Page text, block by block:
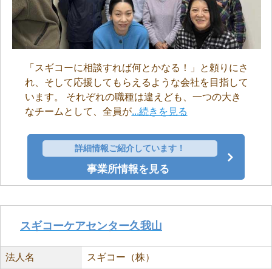
「スギコーに相談すれば何とかなる！」と頼りにさ
れ、そして応援してもらえるような会社を目指して
います。 それぞれの職種は違えども、一つの大き
なチームとして、全員が...続きを見る
詳細情報ご紹介しています！
事業所情報を見る
スギコーケアセンター久我山
法人名 スギコー（株）